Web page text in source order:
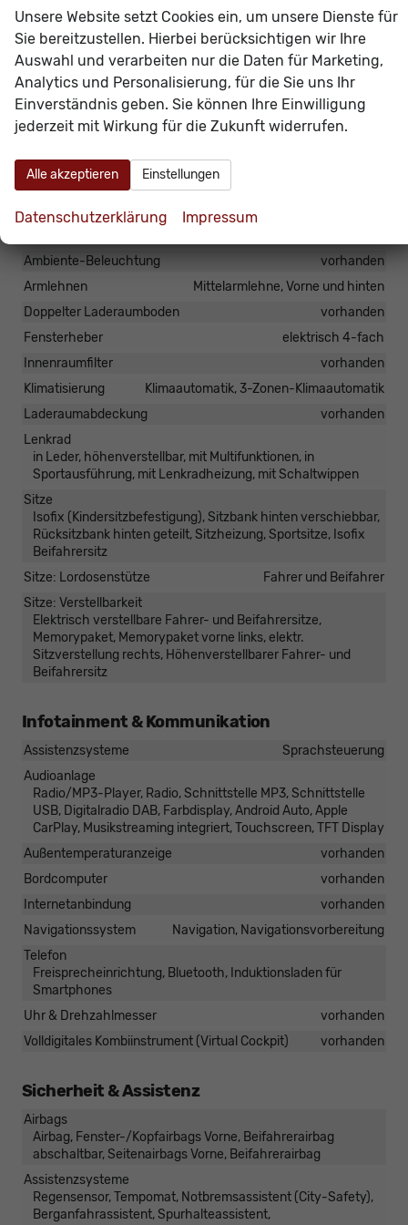
ASR, ESC, Parkbremse elektronisch, Start-Stopp-
Anlage.
Das Fahrzeug verfügt über kein fest verbautes
Navigationssystem. DurchApple CarPlay /
Android Autoist jedoch eine Navigationüber
kompatible Smartphone-Apps (z.B. Google Maps
oder Apple Karten) über den
möglich.
Ambiente-Beleuchtung
vorhanden
Armlehnen
Mittelarmlehne, Vorne und hinten
Doppelter Laderaumboden
vorhanden
Fensterheber
elektrisch 4-fach
Innenraumfilter
vorhanden
Klimatisierung
Klimaautomatik, 3-Zonen-Klimaautomatik
Laderaumabdeckung
vorhanden
Lenkrad
in Leder, höhenverstellbar, mit Multifunktionen, in
Sportausführung, mit Lenkradheizung, mit Schaltwippen
Sitze
Isofix (Kindersitzbefestigung), Sitzbank hinten verschiebbar,
Rücksitzbank hinten geteilt, Sitzheizung, Sportsitze, Isofix
Beifahrersitz
Sitze: Lordosenstütze
Fahrer und Beifahrer
Sitze: Verstellbarkeit
Elektrisch verstellbare Fahrer- und Beifahrersitze,
Memorypaket, Memorypaket vorne links, elektr.
Sitzverstellung rechts, Höhenverstellbarer Fahrer- und
Beifahrersitz
Infotainment & Kommunikation
Assistenzsysteme
Sprachsteuerung
Audioanlage
Radio/MP3-Player, Radio, Schnittstelle MP3, Schnittstelle
USB, Digitalradio DAB, Farbdisplay, Android Auto, Apple
CarPlay, Musikstreaming integriert, Touchscreen, TFT Display
Außentemperaturanzeige
vorhanden
Bordcomputer
vorhanden
Internetanbindung
vorhanden
Navigationssystem
Navigation, Navigationsvorbereitung
Telefon
Freisprecheinrichtung, Bluetooth, Induktionsladen für
Smartphones
Uhr & Drehzahlmesser
vorhanden
Volldigitales Kombiinstrument (Virtual Cockpit)
vorhanden
Sicherheit & Assistenz
Airbags
Airbag, Fenster-/Kopfairbags Vorne, Beifahrerairbag
abschaltbar, Seitenairbags Vorne, Beifahrerairbag
Assistenzsysteme
Regensensor, Tempomat, Notbremsassistent (City-Safety),
Berganfahrassistent, Spurhalteassistent,
Unsere Website setzt Cookies ein, um unsere Dienste für
Sie bereitzustellen. Hierbei berücksichtigen wir Ihre
Auswahl und verarbeiten nur die Daten für Marketing,
Analytics und Personalisierung, für die Sie uns Ihr
Einverständnis geben. Sie können Ihre Einwilligung
jederzeit mit Wirkung für die Zukunft widerrufen.
Alle akzeptieren Einstellungen
Datenschutzerklärung Impressum